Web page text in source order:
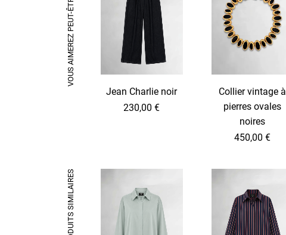
VOUS AIMEREZ PEUT-ÊTRE AUSSI…
Jean Charlie noir
230,00€
o
Collier vintage à
pierres ovales
noires
450,00 €
PRODUITS SIMILAIRES